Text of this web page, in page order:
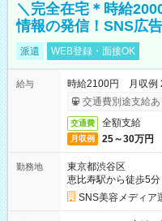
＼完全在宅＊時給
情報の発信！SNS広
派遣 WEB登録・面接OK
給与
時給2100円 月収例
交通費別途支給あ
交通費 全額支給
月収例 25～30万円
勤務地
東京都渋谷区
恵比寿駅から徒歩5分
SNS美容メディア